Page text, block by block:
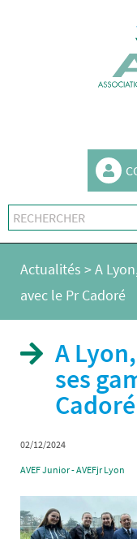
Actualités >A
avec le Pr Cadoré
A
ses
Cadoré
02/12/2024
AVEF Junior - AVEFjr Lyon